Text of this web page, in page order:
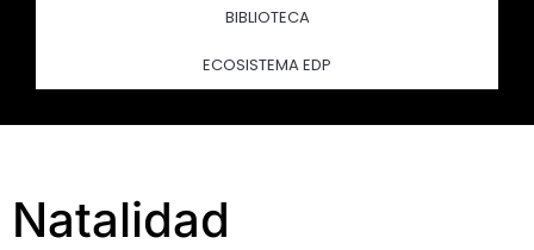
BIBLIOTECA
ECOSISTEMA EDP
Natalidad